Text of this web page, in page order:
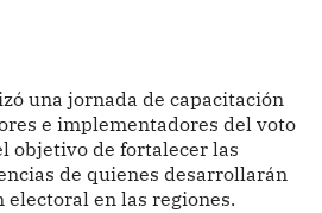
una jornada de capacitación
e implementadores del voto
objetivo de fortalecer las
de quienes desarrollarán
electoral en las regiones.